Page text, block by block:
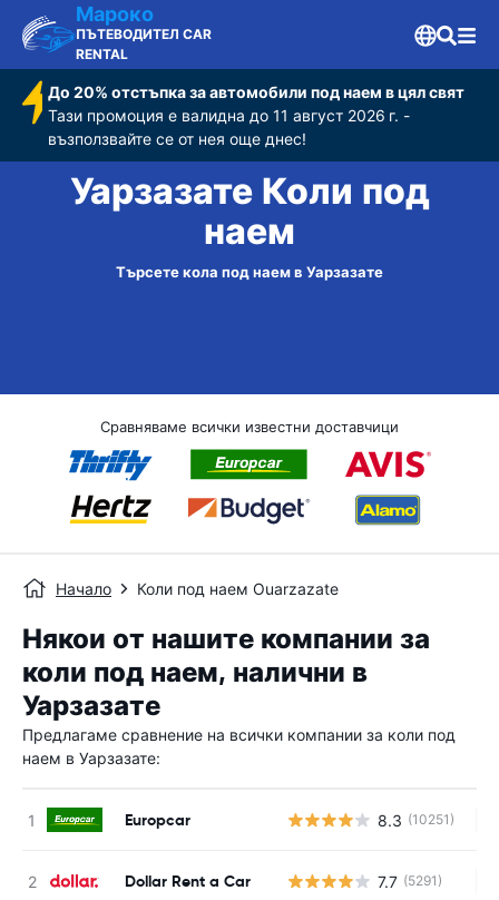
Мароко
ПЪТЕВОДИТЕЛ CAR
RENTAL
До 20% отстъпка за автомобили под наем в цял свят
Тази промоция е валидна до 11 август 2026 г. -
възползвайте се от нея още днес!
Уарзазате Коли под
наем
Търсете кола под наем в Уарзазате
Сравняваме всички известни доставчици
Начало Коли под наем Ouarzazate
Някои от нашите компании за
коли под наем, налични в
Уарзазате
Предлагаме сравнение на всички компании за коли под
наем в Уарзазате:
Europcar 8.3 (10251)
Dollar Rent a Car 7.7 (5291)